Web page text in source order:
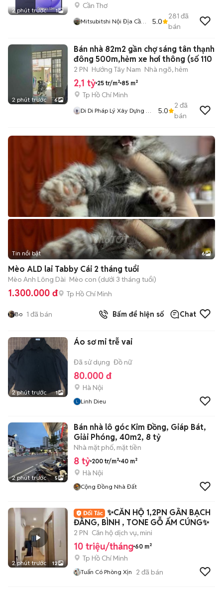
2 phút trước 1
Cần Thơ
Mitsubitshi Nội Địa Cần
5.0
281 đã
bán
2 phút trước 6
Bán nhà 82m2 gần chợ sáng tân thạnh
đông 500m,hẻm xe hơi thông (số 110
2 PN Hướng Tây Nam Nhà ngõ, hẻm
2,1 tỷ 25 tr/m² 85 m²
Tp Hồ Chí Minh
Di Di Pháp Lý Xây Dựng Củ
5.0
2 đã
bán
+2
Tin nổi bật 6
Mèo ALD lai Tabby Cái 2 tháng tuổi
Mèo Anh Lông Dài Mèo con (dưới 3 tháng tuổi)
1.300.000 đ Tp Hồ Chí Minh
Bo 1 đã bán Bấm để hiện số Chat
2 phút trước 1
Áo sơ mi trễ vai
Đã sử dụng Đồ nữ
80.000 đ
Hà Nội
Linh Dieu
2 phút trước 5
Bán nhà lô góc Kim Đồng, Giáp Bát,
Giải Phóng, 40m2, 8 tỷ
Nhà mặt phố, mặt tiền
8 tỷ 200 tr/m² 40 m²
Hà Nội
Cộng Đồng Nhà Đất
2 phút trước 12
✨️CĂN HỘ 1,2PN GẦN BẠCH
ĐẰNG, BÌNH , TONE GỖ ẤM CÚNG✨️
2 PN Căn hộ dịch vụ, mini
10 triệu/tháng 60 m²
Tp Hồ Chí Minh
Tuấn Có Phòng Xịn 2 đã bán